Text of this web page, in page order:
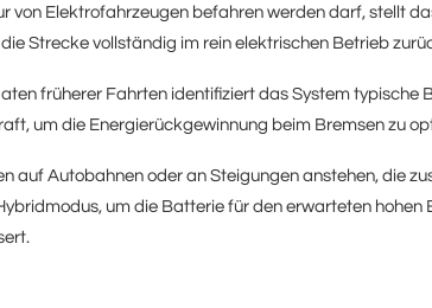
von Elektrofahrzeugen befahren werden darf, stellt
Strecke vollständig im rein elektrischen Betrieb
früherer Fahrten identifiziert das System typische
um die Energierückgewinnung beim Bremsen zu
auf Autobahnen oder an Steigungen anstehen, die
um die Batterie für den erwarteten